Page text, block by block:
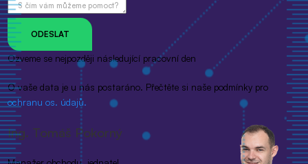
S čím vám můžeme pomoct?
Ozveme se nejpozději následující pracovní den
O vaše data je u nás postaráno. Přečtěte si naše podmínky pro
ochranu os. údajů.
Ing. Tomáš Pokorný